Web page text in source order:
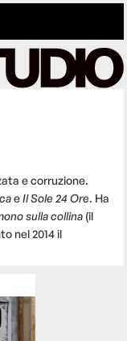
e corruzione.
eIl Sole 24 Ore. Ha
sulla collina (il
nel 2014 il